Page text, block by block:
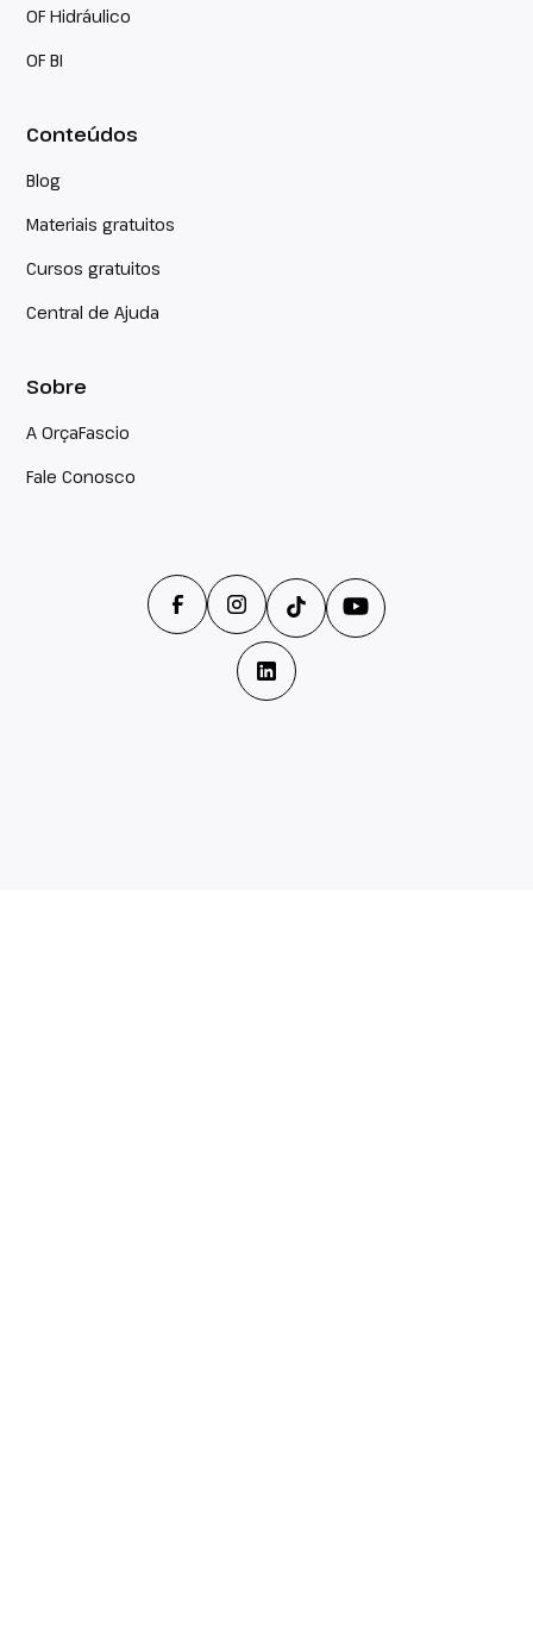
OF Hidráulico
OF BI
Conteúdos
Blog
Materiais gratuitos
Cursos gratuitos
Central de Ajuda
Sobre
A OrçaFascio
Fale Conosco